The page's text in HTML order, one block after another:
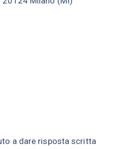
a dare risposta scritta